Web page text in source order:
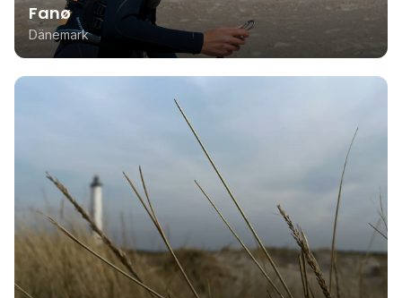
Fanø
Dänemark